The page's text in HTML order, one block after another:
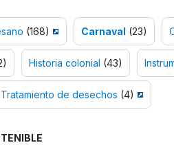
(168) Carnaval (23)
Historia colonial (43)
Tratamiento de desechos (4)